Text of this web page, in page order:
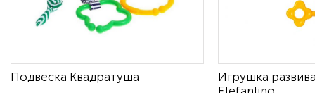
Подвеска Квадратуша
Игрушка